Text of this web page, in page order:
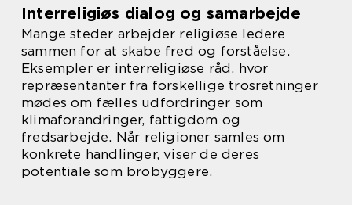
Interreligiøs dialog og samarbejde
Mange steder arbejder religiøse ledere
sammen for at skabe fred og forståelse.
Eksempler er interreligiøse råd, hvor
repræsentanter fra forskellige trosretninger
mødes om fælles udfordringer som
klimaforandringer, fattigdom og
fredsarbejde. Når religioner samles om
konkrete handlinger, viser de deres
potentiale som brobyggere.